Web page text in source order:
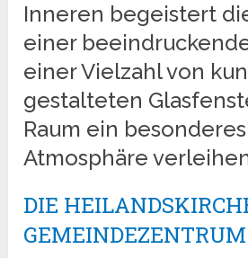
Inneren begeistert
einer
einer Vielzahl von
gestalteten
Raum ein
Atmosphäre
DIE
GEMEINDEZENTRUM